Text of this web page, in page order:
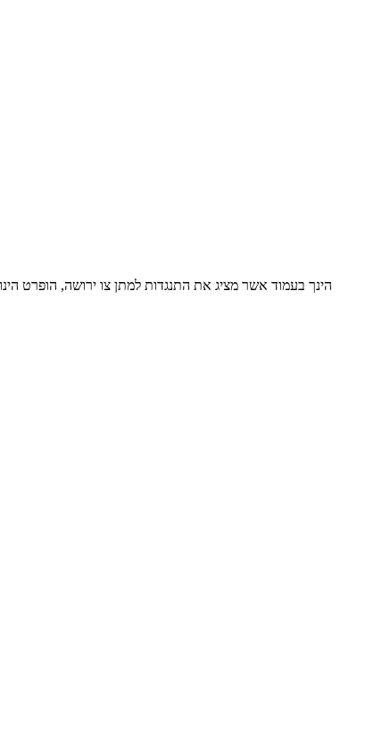
הינך בעמוד אשר מציג את התנגדות למתן צו ירושה, הופרט